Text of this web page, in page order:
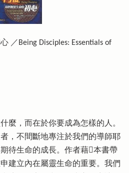
／Being Disciples: Essentials of
麼，而在於你要成為怎樣的人。
，不間斷地專注於我們的導師耶
待生命的成長。作者藉本書帶
建立內在屬靈生命的重要。我們